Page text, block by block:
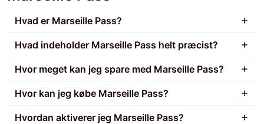
Hvad er Marseille Pass?
Hvad indeholder Marseille Pass helt præcist?
Hvor meget kan jeg spare med Marseille Pass?
Hvor kan jeg købe Marseille Pass?
Hvordan aktiverer jeg Marseille Pass?